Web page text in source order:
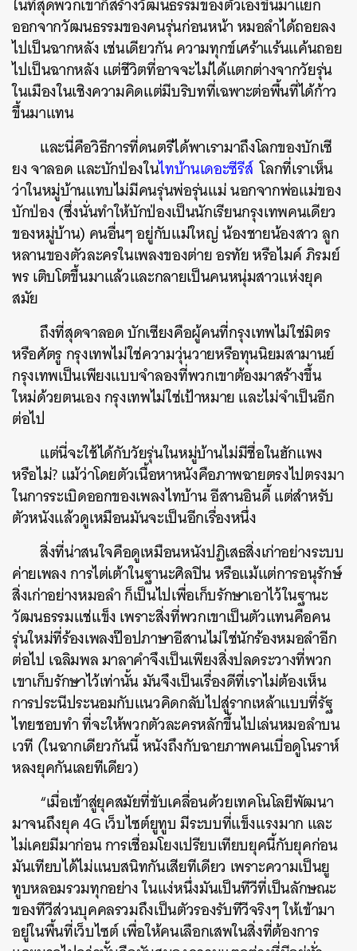
ออกจากวัฒนธรรมของคนรุ่นก่อนหน้า หมอลำได้ถอยลง
ไปเป็นฉากหลัง เช่นเดียวกัน ความทุกข์เศร้าแร้นแค้นถอย
ไปเป็นฉากหลัง แต่ชีวิตที่อาจจะไม่ได้แตกต่างจากวัยรุ่น
ในเมืองในเชิงความคิดแต่มีบริบทที่เฉพาะต่อพื้นที่ได้ก้าว
ขึ้นมาแทน
และนี่คือวิธีการที่ดนตรีได้พาเรามาถึงโลกของบักเซี
ยง จาลอด และบักป่องในไทบ้านเดอะซีรีส์โลกที่เราเห็น
ว่าในหมู่บ้านแทบไม่มีคนรุ่นพ่อรุ่นแม่ นอกจากพ่อแม่ของ
บักป่อง (ซึ่งนั่นทำให้บักป่องเป็นนักเรียนกรุงเทพคนเดียว
ของหมู่บ้าน) คนอื่นๆ อยู่กับแม่ใหญ่ น้องชายน้องสาว ลูก
หลานของตัวละครในเพลงของต่าย อรทัย หรือไมค์ ภิรมย์
พร เติบโตขึ้นมาแล้วและกลายเป็นคนหนุ่มสาวแห่งยุค
สมัย
ถึงที่สุดจาลอด บักเซียงคือผู้คนที่กรุงเทพไม่ใช่มิตร
หรือศัตรู กรุงเทพไม่ใช่ความวุ่นวายหรือทุนนิยมสามานย์
กรุงเทพเป็นเพียงแบบจำลองที่พวกเขาต้องมาสร้างขึ้น
ใหม่ด้วยตนเอง กรุงเทพไม่ใช่เป้าหมาย และไม่จำเป็นอีก
ต่อไป
แต่นี่จะใช้ได้กับวัยรุ่นในหมู่บ้านไม่มีชื่อในฮักแพง
หรือไม่? แม้ว่าโดยตัวเนื้อหาหนังคือภาพฉายตรงไปตรงมา
ในการระเบิดออกของเพลงไทบ้าน อีสานอินดี้ แต่สำหรับ
ตัวหนังแล้วดูเหมือนมันจะเป็นอีกเรื่องหนึ่ง
สิ่งที่น่าสนใจคือดูเหมือนหนังปฏิเสธสิ่งเก่าอย่างระบบ
ค่ายเพลง การไต่เต้าในฐานะศิลปิน หรือแม้แต่การอนุรักษ์
สิ่งเก่าอย่างหมอลำ ก็เป็นไปเพื่อเก็บรักษาเอาไว้ในฐานะ
วัฒนธรรมแช่แข็ง เพราะสิ่งที่พวกเขาเป็นตัวแทนคือคน
รุ่นใหม่ที่ร้องเพลงป๊อปภาษาอีสานไม่ใช่นักร้องหมอลำอีก
ต่อไป เฉลิมพล มาลาคำจึงเป็นเพียงสิ่งปลดระวางที่พวก
เขาเก็บรักษาไว้เท่านั้น มันจึงเป็นเรื่องดีที่เราไม่ต้องเห็น
การประนีประนอมกับแนวคิดกลับไปสู่รากเหล้าแบบที่รัฐ
ไทยชอบทำ ที่จะให้พวกตัวละครหลักขึ้นไปเล่นหมอลำบน
เวที (ในฉากเดียวกันนี้ หนังถึงกับฉายภาพคนเบื่อดูโนราห์
หลงยุคกันเลยทีเดียว)
“เมื่อเข้าสู่ยุคสมัยที่ขับเคลื่อนด้วยเทคโนโลยีพัฒนา
มาจนถึงยุค 4G เว็บไซต์ยูทูบ มีระบบที่แข็งแรงมาก และ
ไม่เคยมีมาก่อน การเชื่อมโยงเปรียบเทียบยุคนี้กับยุคก่อน
มันเทียบได้ไม่แนบสนิทกันเสียทีเดียว เพราะความเป็นยู
ทูบหลอมรวมทุกอย่าง ในแง่หนึ่งมันเป็นทีวีที่เป็นลักษณะ
ของทีวีส่วนบุคคลรวมถึงเป็นตัวรองรับทีวีจริงๆ ให้เข้ามา
อยู่ในพื้นที่เว็บไซต์ เพื่อให้คนเลือกเสพในสิ่งที่ต้องการ